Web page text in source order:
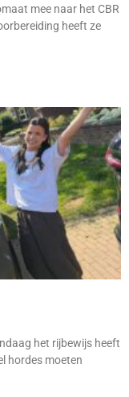
mee naar het CBR
heeft ze
het rijbewijs heeft
hordes moeten